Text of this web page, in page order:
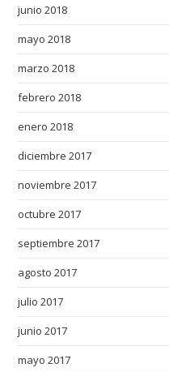
junio 2018
mayo 2018
marzo 2018
febrero 2018
enero 2018
diciembre 2017
noviembre 2017
octubre 2017
septiembre 2017
agosto 2017
julio 2017
junio 2017
mayo 2017